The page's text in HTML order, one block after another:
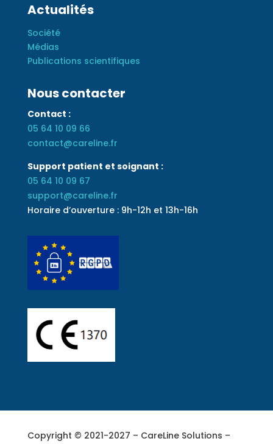
Actualités
Société
Médias
Publications scientifiques
Nous contacter
Contact :
05 64 10 09 66
contact@careline.fr
Support patient et soignant :
05 64 10 09 67
support@careline.fr
Horaire d’ouverture : 9h-12h et 13h-16h
Copyright © 2021-2027 – CareLine Solutions –